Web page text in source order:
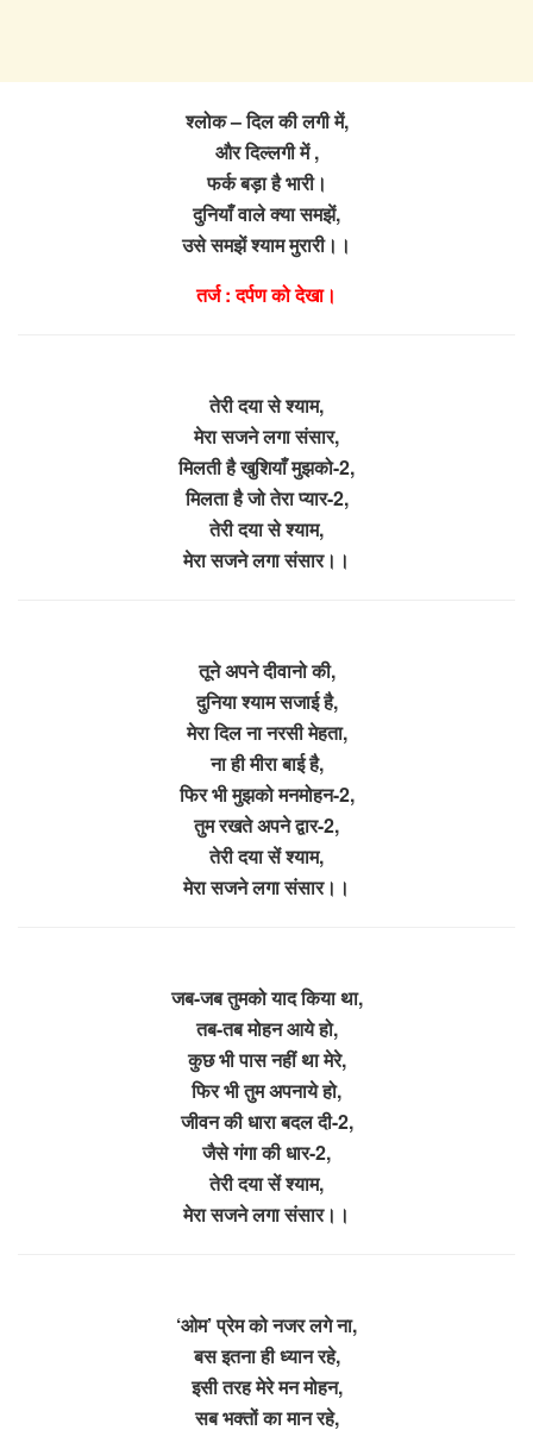
श्लोक – दिल की लगी में,
और दिल्लगी में ,
फर्क बड़ा है भारी।
दुनियाँ वाले क्या समझें,
उसे समझें श्याम मुरारी।।
तर्ज : दर्पण को देखा।
तेरी दया से श्याम,
मेरा सजने लगा संसार,
मिलती है खुशियाँ मुझको-2,
मिलता है जो तेरा प्यार-2,
तेरी दया से श्याम,
मेरा सजने लगा संसार।।
तूने अपने दीवानो की,
दुनिया श्याम सजाई है,
मेरा दिल ना नरसी मेहता,
ना ही मीरा बाई है,
फिर भी मुझको मनमोहन-2,
तुम रखते अपने द्वार-2,
तेरी दया सें श्याम,
मेरा सजने लगा संसार।।
जब-जब तुमको याद किया था,
तब-तब मोहन आये हो,
कुछ भी पास नहीं था मेरे,
फिर भी तुम अपनाये हो,
जीवन की धारा बदल दी-2,
जैसे गंगा की धार-2,
तेरी दया सें श्याम,
मेरा सजने लगा संसार।।
‘ओम’ प्रेम को नजर लगे ना,
बस इतना ही ध्यान रहे,
इसी तरह मेरे मन मोहन,
सब भक्तों का मान रहे,